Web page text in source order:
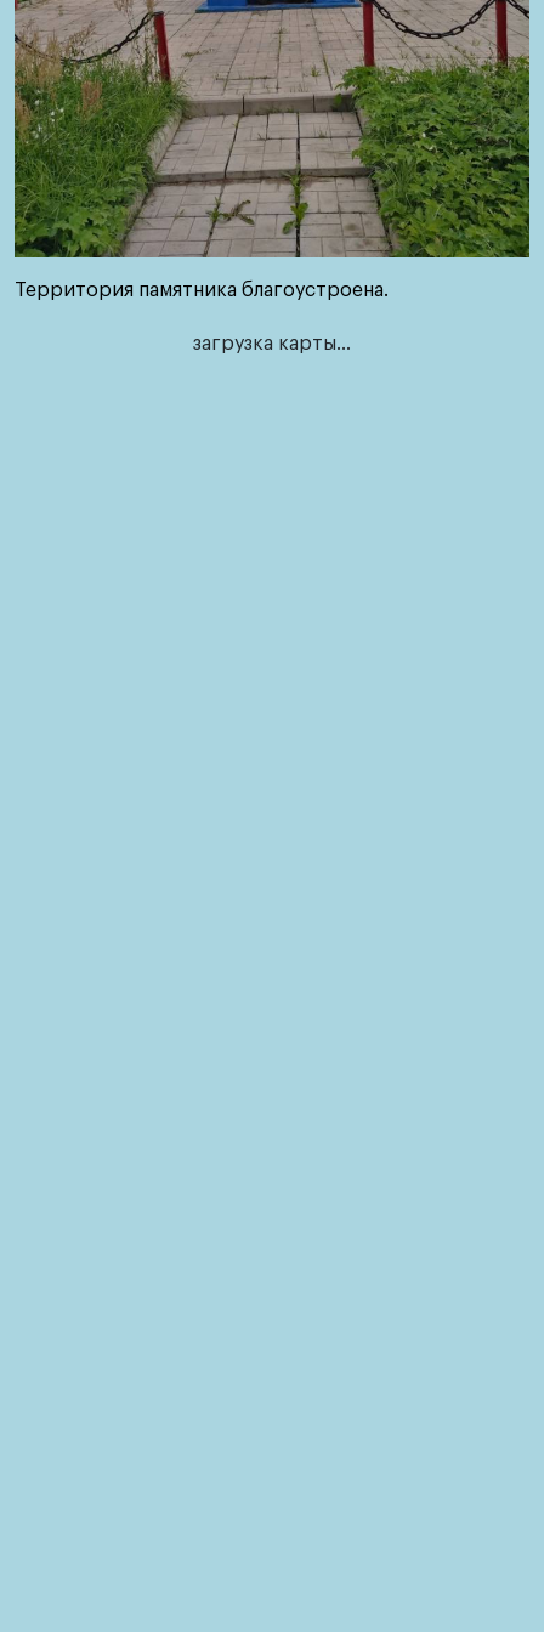
Наши
контакты
Обратная
связь
Территория памятника благоустроена.
загрузка карты...